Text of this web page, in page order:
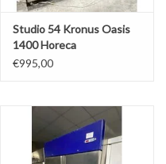
Studio 54 Kronus Oasis
1400 Horeca
Dubbeldeurs Vrieskast
€995,00